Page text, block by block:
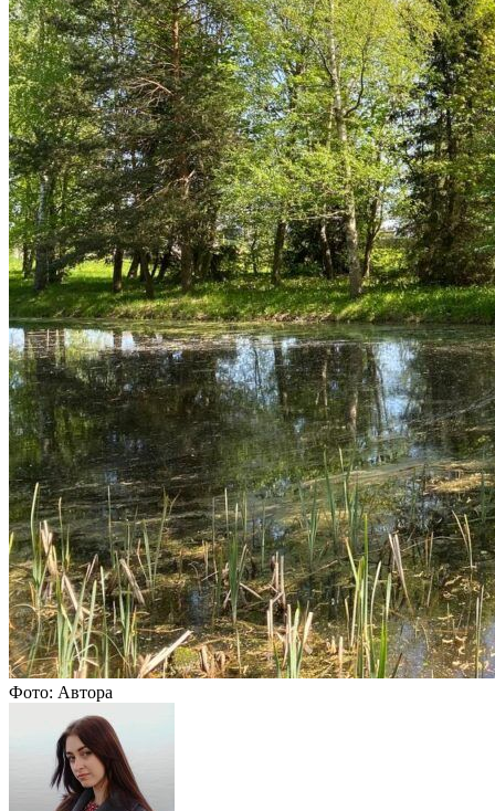
Фото: Автора